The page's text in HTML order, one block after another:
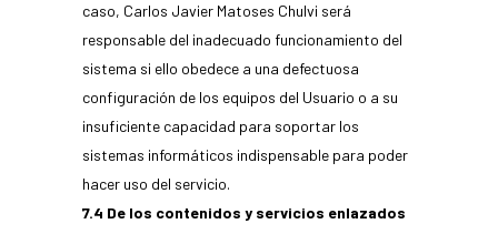
caso, Carlos Javier Matoses Chulvi será
responsable del inadecuado funcionamiento del
sistema si ello obedece a una defectuosa
configuración de los equipos del Usuario o a su
insuficiente capacidad para soportar los
sistemas informáticos indispensable para poder
hacer uso del servicio.
7.4 De los contenidos y servicios enlazados